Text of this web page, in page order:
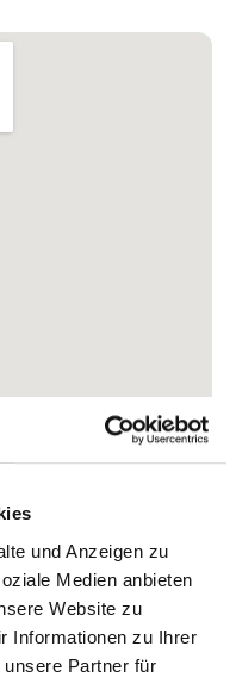
und Anzeigen zu
Medien anbieten
Website zu
Informationen zu Ihrer
Partner für